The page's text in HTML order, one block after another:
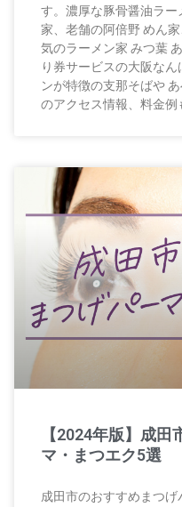
す。濃厚な豚骨醤油ラ
家、老舗の阿倍野 めん
気のラーメン家 みつ葉
り券サービスの大阪な
ンが特徴の支那そばや
のアクセス情報、料金例
【2024年版】成
マ・まつエク5選
成田市のおすすめまつ